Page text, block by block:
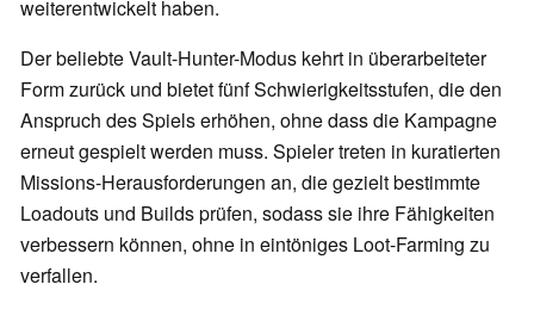
weiterentwickelt haben.
Der beliebte Vault-Hunter-Modus kehrt in überarbeiteter
Form zurück und bietet fünf Schwierigkeitsstufen, die den
Anspruch des Spiels erhöhen, ohne dass die Kampagne
erneut gespielt werden muss. Spieler treten in kuratierten
Missions-Herausforderungen an, die gezielt bestimmte
Loadouts und Builds prüfen, sodass sie ihre Fähigkeiten
verbessern können, ohne in eintöniges Loot-Farming zu
verfallen.